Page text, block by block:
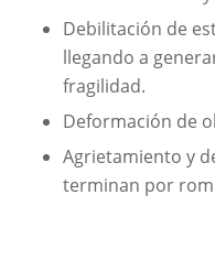
Debilitación de
llegando a
fragilidad.
Deformación de
Agrietamiento y
terminan por